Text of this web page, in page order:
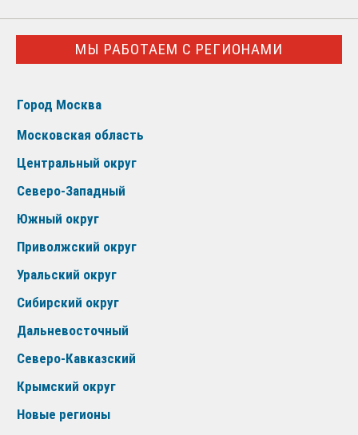
МЫ РАБОТАЕМ С РЕГИОНАМИ
Город Москва
Московская область
Центральный округ
Северо-Западный
Южный округ
Приволжский округ
Уральский округ
Сибирский округ
Дальневосточный
Северо-Кавказский
Крымский округ
Новые регионы